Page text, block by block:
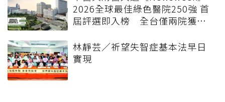
2026全球最佳綠色醫院250強 首
屆評選即入榜 全台僅兩院獲
林靜芸／祈望失智症基本法早日
實現